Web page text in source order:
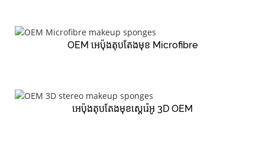
OEM អេប៉ុងតុបតែងមុខ Microfibre
អេប៉ុងតុបតែងមុខស្តេរ៉េអូ 3D OEM